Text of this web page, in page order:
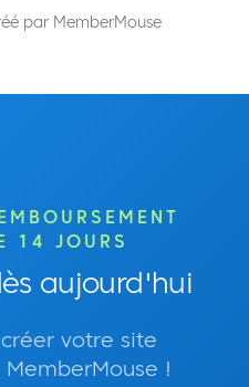
par MemberMouse
14 JOURS
aujourd'hui
votre site
!